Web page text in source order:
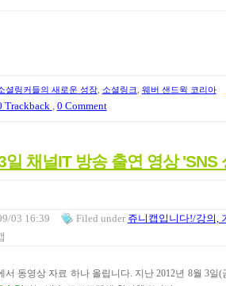
셜링커들의 새로운 성장, 소셜링크 웨버 샌드윅 코리아
Trackback , 0 Comment
일 채널IT 방송 출연 영상 'SNS
03 16:39 Filed under 쥬니캡입니다!/강의,
서 동영상 자료 하나 올립니다. 지난 2012년 8월 3일(